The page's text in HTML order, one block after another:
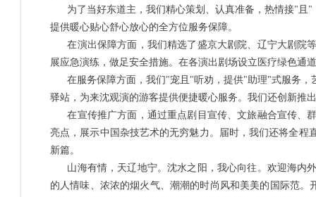
为了当好东道主，我们精心策划、认真准备，热情接"
提供暖心贴心舒心放心的全方位服务保障。
在演出保障方面，我们精选了盛京大剧院、辽宁大剧院
展应急演练，做足安全措施。在各演出剧场设立医疗绿色通
在服务保障方面，我们"宠且"听劝，提供"助理"式服务
驿站，为来沈观演的游客提供便捷暖心服务。我们还创新推
在宣传推广方面，通过重点剧目宣传、文旅融合宣传、
亮点，展示中国杂技艺术的无穷魅力。届时，我们还将全
新篇。
山海有情，天辽地宁。沈水之阳，我心向往。欢迎海内
的人情味、浓浓的烟火气、潮潮的时尚风和美美的国际范。